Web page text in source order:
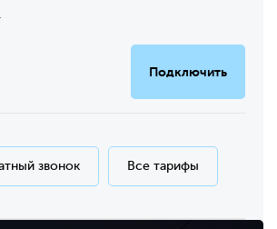
Подключить
звонок Все тарифы